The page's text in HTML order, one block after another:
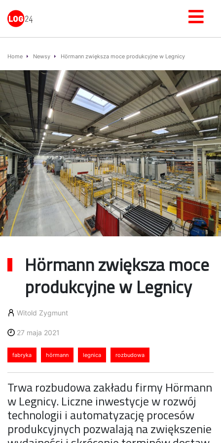
Home Newsy Hörmann zwiększa moce produkcyjne w Legnicy
Hörmann zwiększa moce
produkcyjne w Legnicy
Witold Zygmunt
27 maja 2021
fabryka hörmann legnica rozbudowa
Trwa rozbudowa zakładu firmy Hörmann
w Legnicy. Liczne inwestycje w rozwój
technologii i automatyzację procesów
produkcyjnych pozwalają na zwiększenie